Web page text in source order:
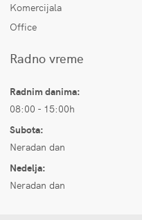
Komercijala
Office
Radno vreme
Radnim danima:
08:00 - 15:00h
Subota:
Neradan dan
Nedelja:
Neradan dan